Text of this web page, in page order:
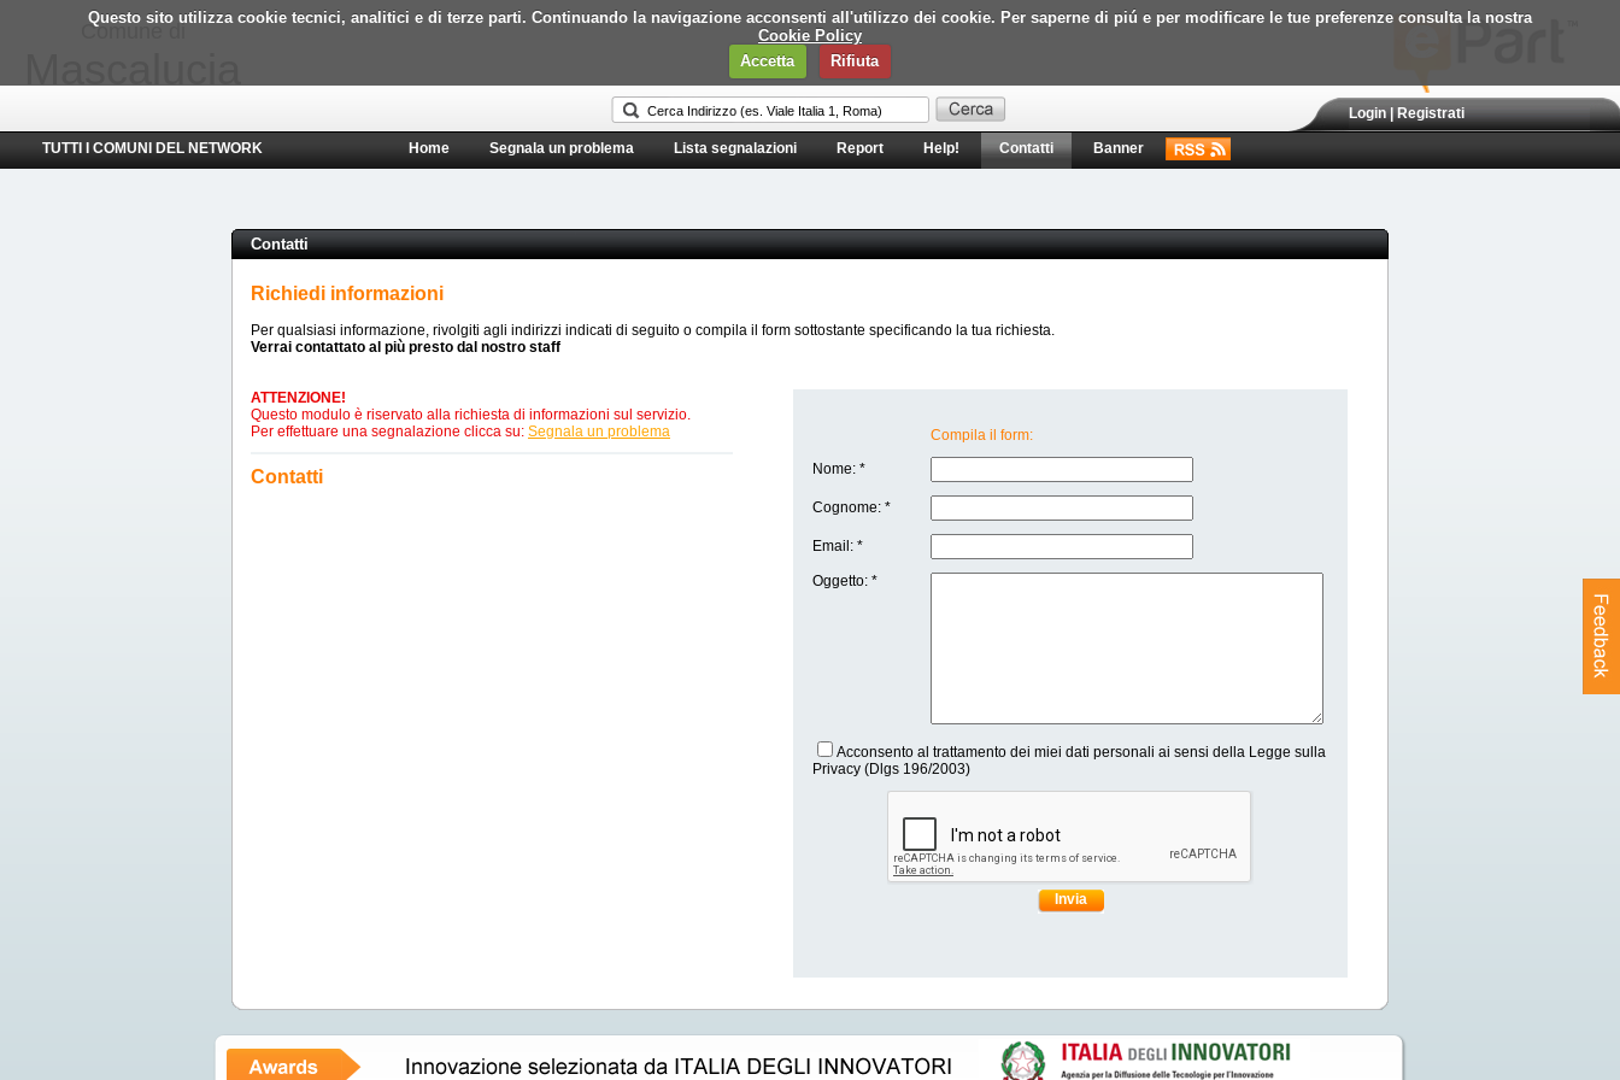
Questo sito utilizza cookie tecnici, analitici e di terze parti. Continuando la navigazione acconsenti all'utilizzo dei cookie. Per saperne di piú e per modificare le tue preferenze consulta la nostra
Cookie Policy
Accetta
Rifiuta
Comune di
Login|Registrati
TUTTI I COMUNI DEL NETWORK Home Segnala un problema Lista segnalazioni Report Help! Contatti Banner
Contatti
Richiedi informazioni
Per qualsiasi informazione, rivolgiti agli indirizzi indicati di seguito o compila il form sottostante specificando la tua richiesta.
Verrai contattato al più presto dal nostro staff
ATTENZIONE!
Questo modulo è riservato alla richiesta di informazioni sul servizio.
Per effettuare una segnalazione clicca su: Segnala un problema
Contatti
Compila il form:
Nome: *
Cognome: *
Email: *
Oggetto: *
Acconsento al trattamento dei miei dati personali ai sensi della Legge sulla
Privacy (Dlgs 196/2003)
Invia